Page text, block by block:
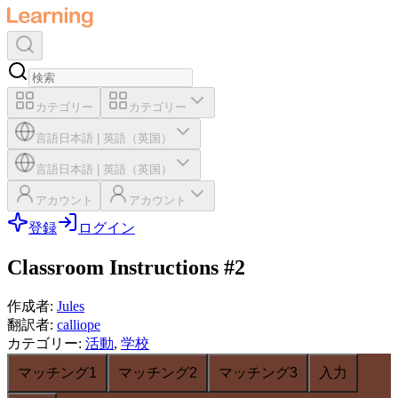
カテゴリー カテゴリー
言語 日本語 英語（英国）
言語 日本語 英語（英国）
アカウント アカウント
登録 ログイン
Classroom Instructions #2
作成者: Jules
翻訳者: calliope
カテゴリー: 活動, 学校
マッチング1
マッチング2 マッチング3 入力